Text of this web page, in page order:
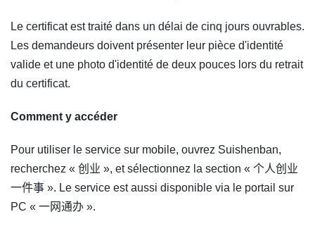
Le certificat est traité dans un délai de cinq jours ouvrables.
Les demandeurs doivent présenter leur pièce d'identité
valide et une photo d'identité de deux pouces lors du retrait
du certificat.
Comment y accéder
Pour utiliser le service sur mobile, ouvrez Suishenban,
recherchez « 创业 », et sélectionnez la section « 个人创业
一件事 ». Le service est aussi disponible via le portail sur
PC « 一网通办 ».